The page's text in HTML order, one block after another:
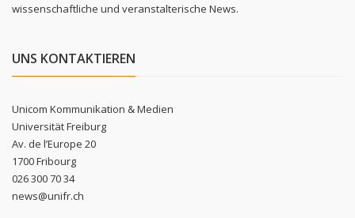
wissenschaftliche und veranstalterische News.
UNS KONTAKTIEREN
Unicom Kommunikation & Medien
Universität Freiburg
Av. de l’Europe 20
1700 Fribourg
026 300 70 34
news@unifr.ch